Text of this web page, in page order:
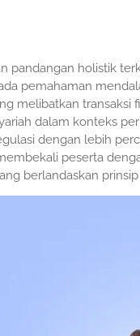
pandangan holistik
pemahaman
melibatkan transaksi
dalam konteks
dengan lebih
peserta
berlandaskan prinsip